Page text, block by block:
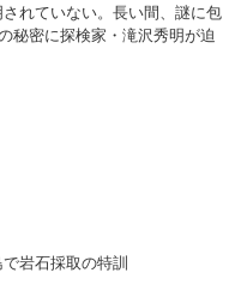
れていない。長い間、謎に包
秘密に探検家・滝沢秀明が迫
岩石採取の特訓